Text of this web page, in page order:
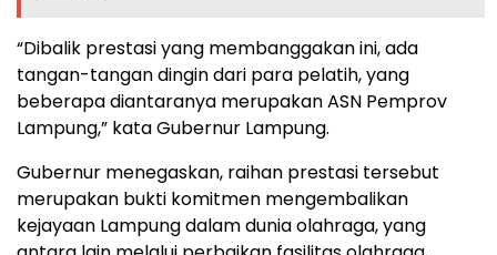
“Dibalik prestasi yang membanggakan ini, ada
tangan-tangan dingin dari para pelatih, yang
beberapa diantaranya merupakan ASN Pemprov
Lampung,” kata Gubernur Lampung.
Gubernur menegaskan, raihan prestasi tersebut
merupakan bukti komitmen mengembalikan
kejayaan Lampung dalam dunia olahraga, yang